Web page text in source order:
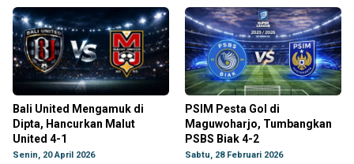
Bali United Mengamuk di
Dipta, Hancurkan Malut
United 4-1
Senin, 20 April 2026
PSIM Pesta Gol di
Maguwoharjo, Tumbangkan
PSBS Biak 4-2
Sabtu, 28 Februari 2026